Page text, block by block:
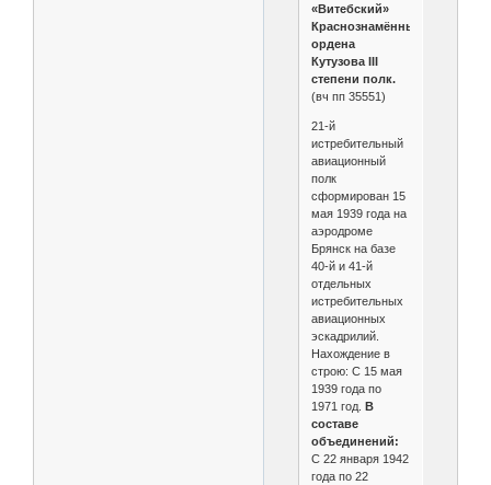
«Витебский»
Краснознамённый
ордена
Кутузова III
степени полк.
(вч пп 35551)
21-й
истребительный
авиационный
полк
сформирован 15
мая 1939 года на
аэродроме
Брянск на базе
40-й и 41-й
отдельных
истребительных
авиационных
эскадрилий.
Нахождение в
строю: С 15 мая
1939 года по
1971 год. В
составе
объединений:
С 22 января 1942
года по 22